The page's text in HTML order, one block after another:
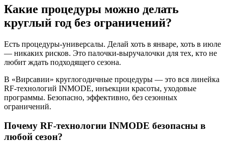
Какие процедуры можно делать
круглый год без ограничений?
Есть процедуры-универсалы. Делай хоть в январе, хоть в июле
— никаких рисков. Это палочки-выручалочки для тех, кто не
любит ждать подходящего сезона.
В «Вирсавии» круглогодичные процедуры — это вся линейка
RF-технологий INMODE, инъекции красоты, уходовые
программы. Безопасно, эффективно, без сезонных
ограничений.
Почему RF-технологии INMODE безопасны в
любой сезон?